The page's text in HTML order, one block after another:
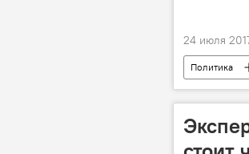
24 июля
Политика